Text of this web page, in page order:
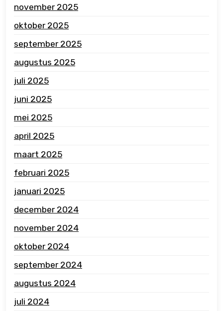
november 2025
oktober 2025
september 2025
augustus 2025
juli 2025
juni 2025
mei 2025
april 2025
maart 2025
februari 2025
januari 2025
december 2024
november 2024
oktober 2024
september 2024
augustus 2024
juli 2024